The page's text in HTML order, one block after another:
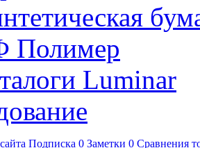
Полимер
Luminar
Подписка 0 Заметки 0 Сравнения